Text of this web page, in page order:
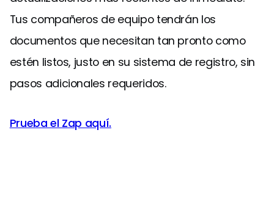
Tus compañeros de equipo tendrán los
documentos que necesitan tan pronto como
estén listos, justo en su sistema de registro, sin
pasos adicionales requeridos.
Prueba el Zap aquí.